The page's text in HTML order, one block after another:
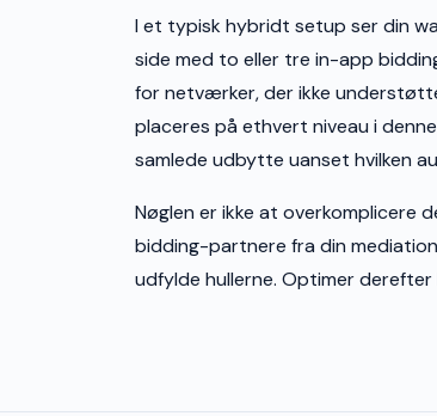
I et typisk hybridt setup ser din
side med to eller tre in-app
for netværker, der ikke
placeres på ethvert niveau i
samlede udbytte uanset hvilken
Nøglen er ikke at overkomplicere
bidding-partnere fra din
udfylde hullerne. Optimer